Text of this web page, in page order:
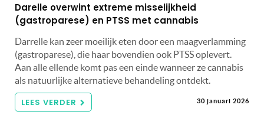
Darelle overwint extreme misselijkheid
(gastroparese) en PTSS met cannabis
Darrelle kan zeer moeilijk eten door een maagverlamming
(gastroparese), die haar bovendien ook PTSS oplevert.
Aan alle ellende komt pas een einde wanneer ze cannabis
als natuurlijke alternatieve behandeling ontdekt.
LEES VERDER 30 januari 2026